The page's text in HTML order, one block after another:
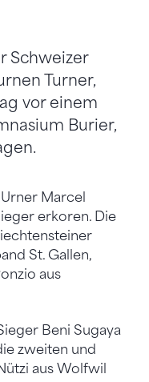
Schweizer
Turner,
vor einem
Burier,
Marcel
erkoren. Die
St. Gallen,
aus
Beni Sugaya
zweiten und
aus Wolfwil